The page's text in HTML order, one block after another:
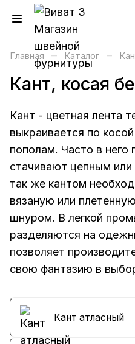
Главная – Каталог –
Кант, косая
Кант - цветная лента
выкраивается по
пополам. Часто в
стачивают цепным
так же кантом
вязаную или
шнуром. В легкой
разделяются на
позволяет
свою фантазию в
Кант атласный